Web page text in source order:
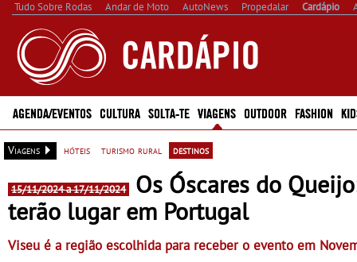
Tudo Sobre Rodas Andar de Moto AutoNews Propedalar Cardápio
AGENDA/EVENTOS CULTURA SOLTA-TE VIAGENS OUTDOOR FASHION
Viagens hóteis turismo rural destinos
15/11/2024 a 17/11/2024
Os Óscares do
terão lugar em Portugal
Viseu é a região escolhida para receber o evento em